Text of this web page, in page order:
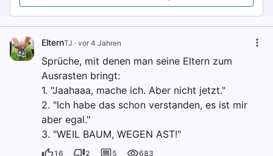
ElternTJ · vor 4 Jahren
Sprüche, mit denen man seine Eltern zum
Ausrasten bringt:
1. "Jaahaaa, mache ich. Aber nicht jetzt."
2. "Ich habe das schon verstanden, es ist mir
aber egal."
3. "WEIL BAUM, WEGEN AST!"
16 2 5 683